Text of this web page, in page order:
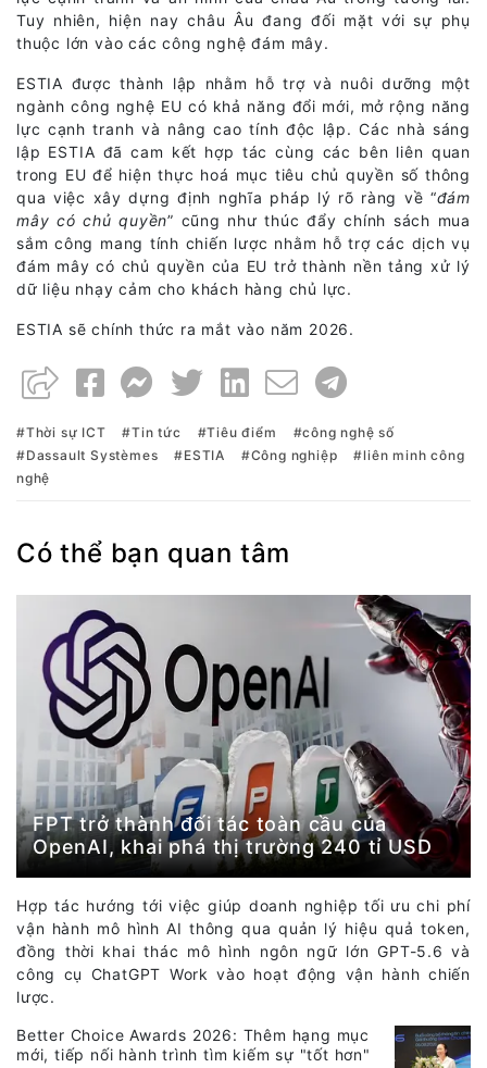
Tuy nhiên, hiện nay châu Âu đang đối mặt với sự phụ
thuộc lớn vào các công nghệ đám mây.
ESTIA được thành lập nhằm hỗ trợ và nuôi dưỡng một
ngành công nghệ EU có khả năng đổi mới, mở rộng năng
lực cạnh tranh và nâng cao tính độc lập. Các nhà sáng
lập ESTIA đã cam kết hợp tác cùng các bên liên quan
trong EU để hiện thực hoá mục tiêu chủ quyền số thông
qua việc xây dựng định nghĩa pháp lý rõ ràng về “đám
mây có chủ quyền” cũng như thúc đẩy chính sách mua
sắm công mang tính chiến lược nhằm hỗ trợ các dịch vụ
đám mây có chủ quyền của EU trở thành nền tảng xử lý
dữ liệu nhạy cảm cho khách hàng chủ lực.
ESTIA sẽ chính thức ra mắt vào năm 2026.
Thời sự ICT Tin tức Tiêu điểm
công nghệ số
Dassault Systèmes
ESTIA Công nghiệp
liên minh công
nghệ
Có thể bạn quan tâm
FPT trở thành đối tác toàn cầu của
OpenAI, khai phá thị trường 240 tỉ USD
Hợp tác hướng tới việc giúp doanh nghiệp tối ưu chi phí
vận hành mô hình AI thông qua quản lý hiệu quả token,
đồng thời khai thác mô hình ngôn ngữ lớn GPT-5.6 và
công cụ ChatGPT Work vào hoạt động vận hành chiến
lược.
Better Choice Awards 2026: Thêm hạng mục
mới, tiếp nối hành trình tìm kiếm sự "tốt hơn"